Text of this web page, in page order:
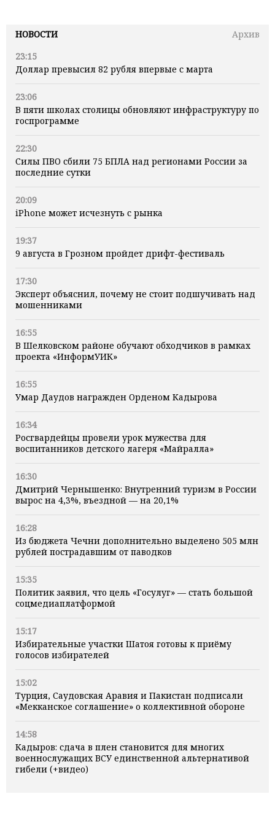
НОВОСТИ
Архив
23:15
Доллар превысил 82 рубля впервые с марта
23:06
В пяти школах столицы обновляют инфраструктуру по
госпрограмме
22:30
Силы ПВО сбили 75 БПЛА над регионами России за
последние сутки
20:09
iPhone может исчезнуть с рынка
19:37
9 августа в Грозном пройдет дрифт-фестиваль
17:30
Эксперт объяснил, почему не стоит подшучивать над
мошенниками
16:55
В Шелковском районе обучают обходчиков в рамках
проекта «ИнформУИК»
16:55
Умар Даудов награжден Орденом Кадырова
16:34
Росгвардейцы провели урок мужества для
воспитанников детского лагеря «Майралла»
16:30
Дмитрий Чернышенко: Внутренний туризм в России
вырос на 4,3%, въездной — на 20,1%
16:28
Из бюджета Чечни дополнительно выделено 505 млн
рублей пострадавшим от паводков
15:35
Политик заявил, что цель «Госулуг» — стать большой
соцмедиаплатформой
15:17
Избирательные участки Шатоя готовы к приёму
голосов избирателей
15:02
Турция, Саудовская Аравия и Пакистан подписали
«Мекканское соглашение» о коллективной обороне
14:58
Кадыров: сдача в плен становится для многих
военнослужащих ВСУ единственной альтернативой
гибели (+видео)